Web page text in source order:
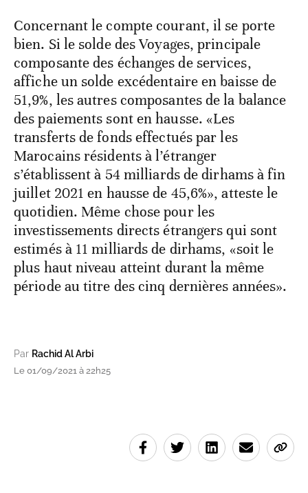
Concernant le compte courant, il se porte
bien. Si le solde des Voyages, principale
composante des échanges de services,
affiche un solde excédentaire en baisse de
51,9%, les autres composantes de la balance
des paiements sont en hausse. «Les
transferts de fonds effectués par les
Marocains résidents à l’étranger
s’établissent à 54 milliards de dirhams à fin
juillet 2021 en hausse de 45,6%», atteste le
quotidien. Même chose pour les
investissements directs étrangers qui sont
estimés à 11 milliards de dirhams, «soit le
plus haut niveau atteint durant la même
période au titre des cinq dernières années».
Par Rachid Al Arbi
Le 01/09/2021 à 22h25